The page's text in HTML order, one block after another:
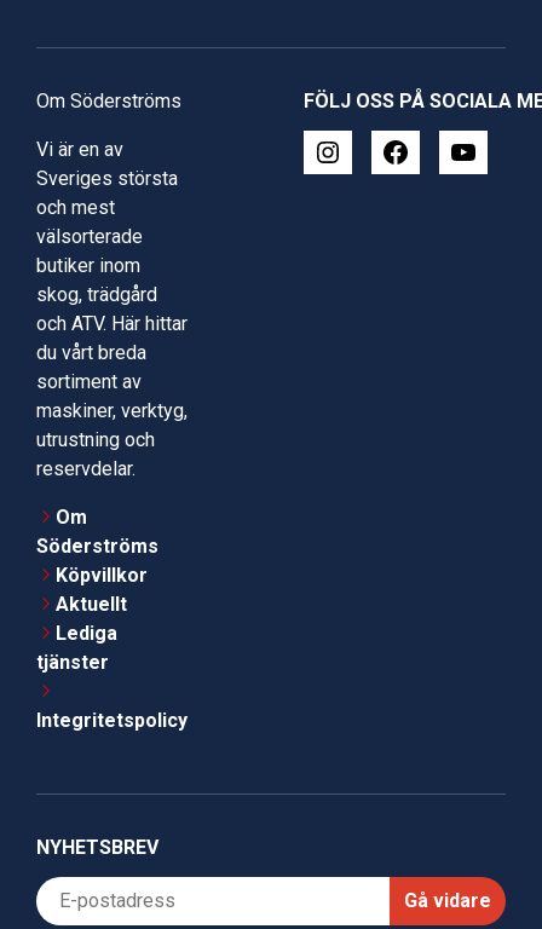
Om Söderströms
Vi är en av
Sveriges största
och mest
välsorterade
butiker inom
skog, trädgård
och ATV. Här hittar
du vårt breda
sortiment av
maskiner, verktyg,
utrustning och
reservdelar.
Om
Söderströms
Köpvillkor
Aktuellt
Lediga
tjänster
Integritetspolicy
FÖLJ OSS PÅ SOCIALA
NYHETSBREV
Gå vidare